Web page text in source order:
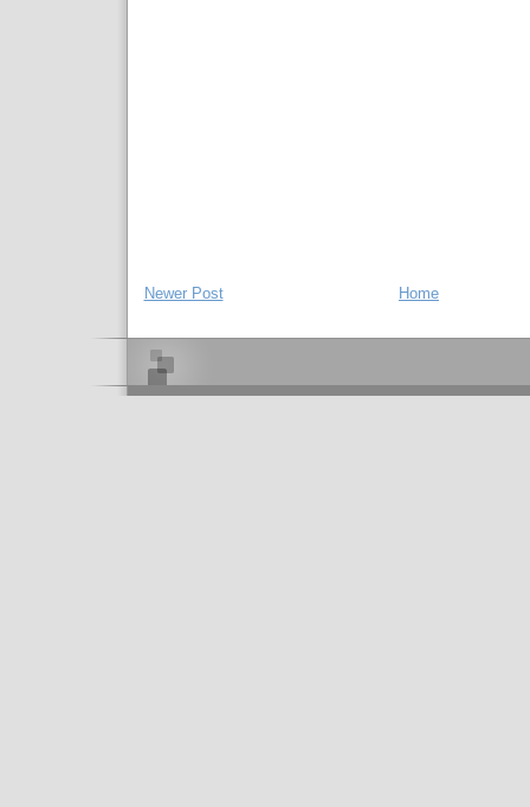
Newer Post Home